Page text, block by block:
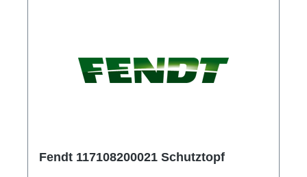
Fendt 117108200021 Schutztopf